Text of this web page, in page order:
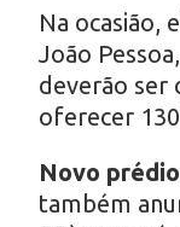
Na ocasião,
João
deverão ser
oferecer
Novo
também